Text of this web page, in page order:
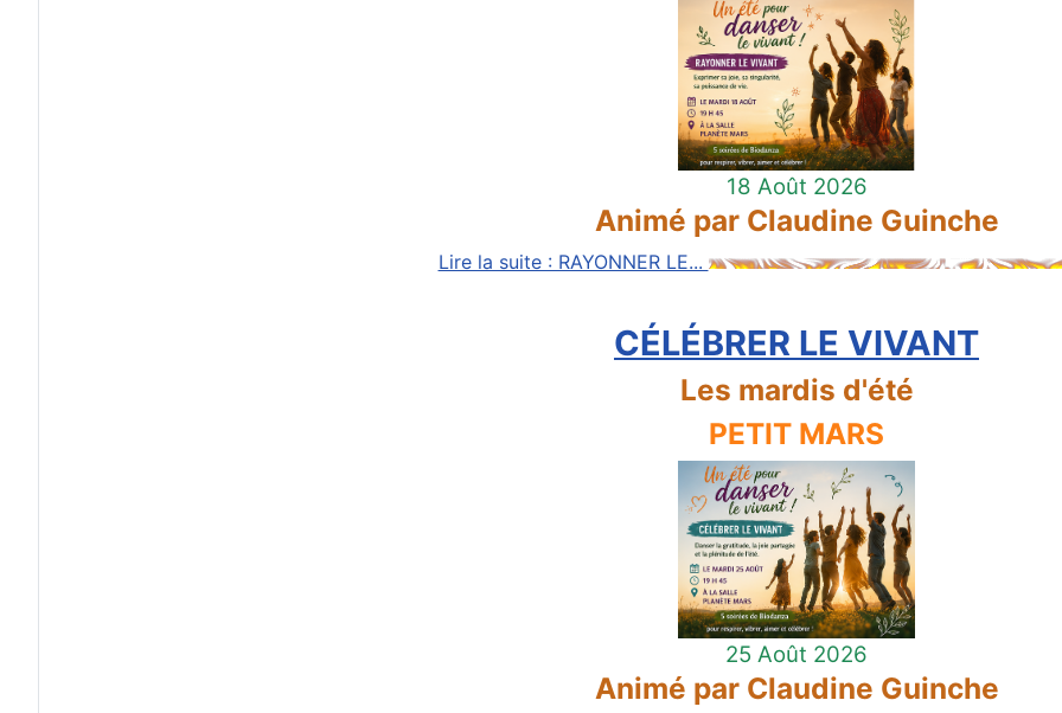
18 Août 2026
Animé par Claudine Guinche
Lire la suite : RAYONNER LE...
CÉLÉBRER LE VIVANT
Les mardis d'été
PETIT MARS
25 Août 2026
Animé par Claudine Guinche